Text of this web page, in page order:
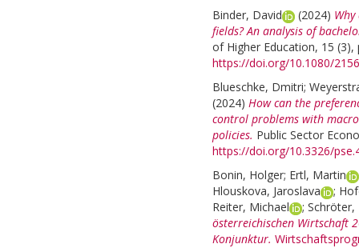
Binder, David
(2024)
fields? An analysis of
of Higher Education, 15 (3),
https://doi.org/10.1080/
Blueschke, Dmitri;
(2024) How can the
control problems with
policies. Public Sector
https://doi.org/10.3326/
Bonin, Holger; Ertl, Martin
Hlouskova, Jaroslava
;
Reiter, Michael
; Schröter,
österreichischen Wirtschaft
Konjunktur.